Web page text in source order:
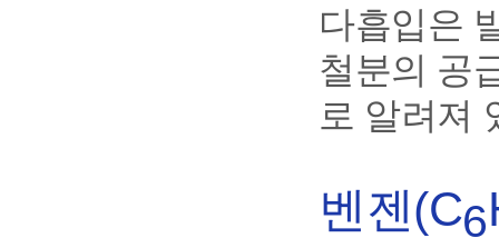
다흡입은
철분의 공
로 알려져
벤젠(C6